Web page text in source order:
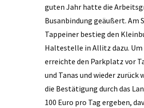
guten Jahr hatte die
Busanbindung geäußert. Am
Tappeiner bestieg den
Haltestelle in Allitz dazu. Um
erreichte den Parkplatz vor
und Tanas und wieder zurück
die Bestätigung durch das
100 Euro pro Tag ergeben,